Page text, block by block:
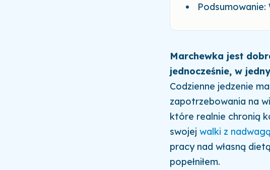
Marchewka jest
jednocześnie, w
Codzienne jedzenie
zapotrzebowania na
które realnie chronią
swojej walki z
pracy nad własną
popełniłem.